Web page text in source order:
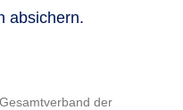
absichern.
der